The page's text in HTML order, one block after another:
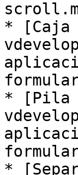
* [Caja
* [Pila
*